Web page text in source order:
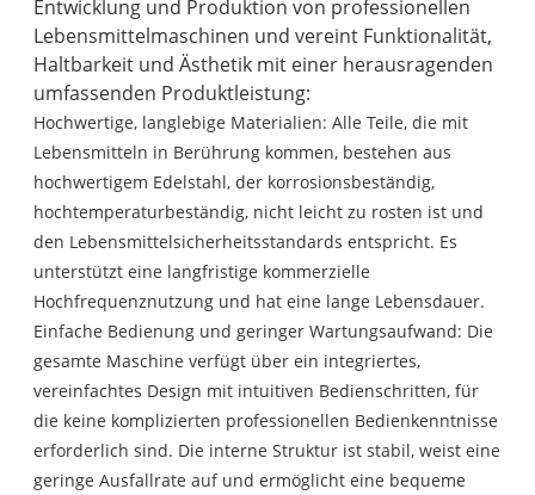
Entwicklung und Produktion von professionellen
Lebensmittelmaschinen und vereint Funktionalität,
Haltbarkeit und Ästhetik mit einer herausragenden
umfassenden Produktleistung:
Hochwertige, langlebige Materialien: Alle Teile, die mit
Lebensmitteln in Berührung kommen, bestehen aus
hochwertigem Edelstahl, der korrosionsbeständig,
hochtemperaturbeständig, nicht leicht zu rosten ist und
den Lebensmittelsicherheitsstandards entspricht. Es
unterstützt eine langfristige kommerzielle
Hochfrequenznutzung und hat eine lange Lebensdauer.
Einfache Bedienung und geringer Wartungsaufwand: Die
gesamte Maschine verfügt über ein integriertes,
vereinfachtes Design mit intuitiven Bedienschritten, für
die keine komplizierten professionellen Bedienkenntnisse
erforderlich sind. Die interne Struktur ist stabil, weist eine
geringe Ausfallrate auf und ermöglicht eine bequeme